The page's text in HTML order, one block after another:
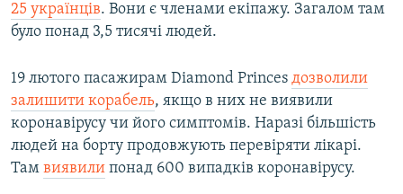
25 українців. Вони є членами екіпажу. Загалом там
було понад 3,5 тисячі людей.
19 лютого пасажирам Diamond Princes дозволили
залишити корабель, якщо в них не виявили
коронавірусу чи його симптомів. Наразі більшість
людей на борту продовжують перевіряти лікарі.
Там виявили понад 600 випадків коронавірусу.